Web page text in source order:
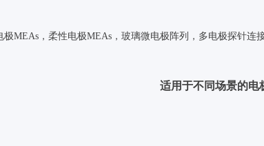
MEAs，柔性电极MEAs，玻璃微电极阵列，多电极探针连
适用于不同场景的电